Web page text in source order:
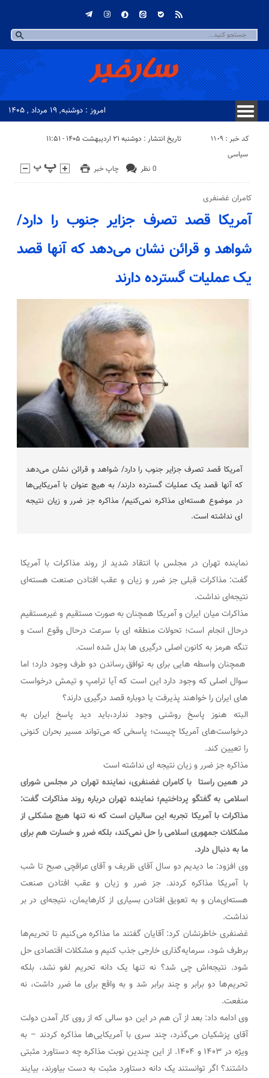
امروز : دوشنبه, ۱۹ مرداد , ۱۴۰۵
کد خبر : 1109 تاریخ انتشار : دوشنبه ۲۱ اردیبهشت ۱۴۰۵ - ۱۱:۵۱
چاپ خبر 0 نظر
سیاسی
کامران غضنفری
آمریکا قصد تصرف جزایر جنوب را دارد/
شواهد و قرائن نشان می‌دهد که آنها قصد
یک عملیات گسترده دارند
آمریکا قصد تصرف جزایر جنوب را دارد/ شواهد و قرائن نشان می‌دهد
که آنها قصد یک عملیات گسترده دارند/ به هیچ عنوان با آمریکایی‌ها
در موضوع هسته‌ای مذاکره نمی‌کنیم/ مذاکره جز ضرر و زیان نتیجه
ای نداشته است.
نماینده تهران در مجلس با انتقاد شدید از روند مذاکرات با آمریکا
گفت: مذاکرات قبلی جز ضرر و زیان و عقب افتادن صنعت هسته‌ای
نتیجه‌ای نداشت.
مذاکرات میان ایران و آمریکا همچنان به صورت مستقیم و غیرمستقیم
درحال انجام است؛ تحولات منطقه ای با سرعت درحال وقوع است و
تنگه هرمز به کانون اصلی درگیری ها بدل شده است.
همچنان واسطه هایی برای به توافق رساندن دو طرف وجود دارد؛ اما
سوال اصلی که وجود دارد این است که آیا ترامپ و تیمش درخواست
های ایران را خواهند پذیرفت یا دوباره قصد درگیری دارند؟
البته هنوز پاسخ روشنی وجود ندارد،باید دید پاسخ ایران به
درخواست‌های آمریکا چیست؛ پاسخی که می‌تواند مسیر بحران کنونی
را تعیین کند.
مذاکره جز ضرر و زیان نتیجه ای نداشته است
در همین راستا با کامران غضنفری، نماینده تهران در مجلس شورای
اسلامی به گفتگو پرداختیم؛ نماینده تهران درباره روند مذاکرات گفت:
مذاکرات با آمریکا تجربه این سالیان است که نه تنها هیچ مشکلی از
مشکلات جمهوری اسلامی را حل نمی‌کند، بلکه ضرر و خسارت هم برای
ما به دنبال دارد.
وی افزود: ما دیدیم دو سال آقای ظریف و آقای عراقچی صبح تا شب
با آمریکا مذاکره کردند. جز ضرر و زیان و عقب افتادن صنعت
هسته‌ای‌مان و به تعویق افتادن بسیاری از کارهایمان، نتیجه‌ای در بر
نداشت.
غضنفری خاطرنشان کرد: آقایان گفتند ما مذاکره می‌کنیم تا تحریم‌ها
برطرف شود، سرمایه‌گذاری خارجی جذب کنیم و مشکلات اقتصادی حل
شود. نتیجه‌اش چی شد؟ نه تنها یک دانه تحریم لغو نشد، بلکه
تحریم‌ها دو برابر و چند برابر شد و به واقع برای ما ضرر داشت، نه
منفعت.
وی ادامه داد: بعد از آن هم در این دو سالی که از روی کار آمدن دولت
آقای پزشکیان می‌گذرد، چند سری با آمریکایی‌ها مذاکره کردند – به
ویژه در ۱۴۰۳ و ۱۴۰۴. از این چندین نوبت مذاکره چه دستاورد مثبتی
داشتند؟ اگر توانستند یک دانه دستاورد مثبت به دست بیاورند، بیایند